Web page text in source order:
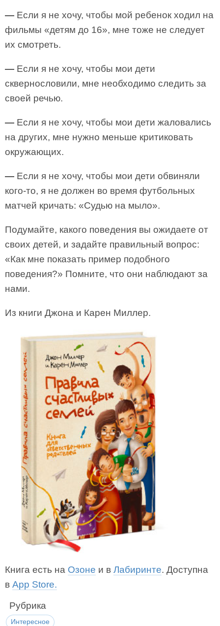
— Если я не хочу, чтобы мой ребенок ходил на
фильмы «детям до 16», мне тоже не следует
их смотреть.
— Если я не хочу, чтобы мои дети
сквернословили, мне необходимо следить за
своей речью.
— Если я не хочу, чтобы мои дети жаловались
на других, мне нужно меньше критиковать
окружающих.
— Если я не хочу, чтобы мои дети обвиняли
кого-то, я не должен во время футбольных
матчей кричать: «Судью на мыло».
Подумайте, какого поведения вы ожидаете от
своих детей, и задайте правильный вопрос:
«Как мне показать пример подобного
поведения?» Помните, что они наблюдают за
нами.
Из книги Джона и Карен Миллер.
Книга есть на Озоне и в Лабиринте. Доступна
в App Store.
Рубрика
Интересное